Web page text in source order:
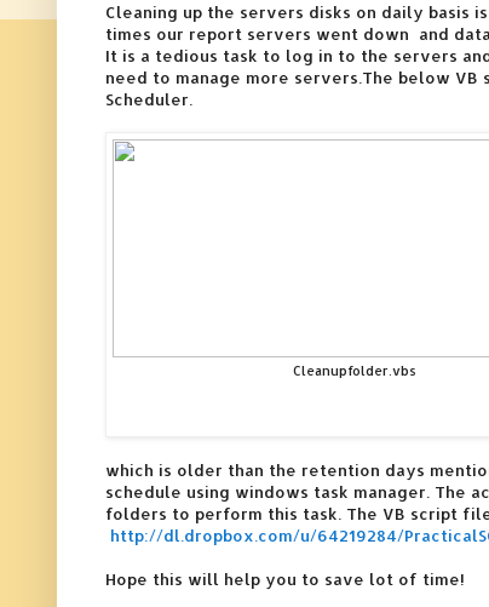
Cleaning up the servers disks on daily basis
times our report servers went down and
It is a tedious task to log in to the servers
need to manage more servers.The below
Scheduler.
Cleanupfolder.vbs
which is older than the retention days
schedule using windows task manager. The
folders to perform this task. The VB script
http://dl.dropbox.com/u/64219284/
Hope this will help you to save lot of time!